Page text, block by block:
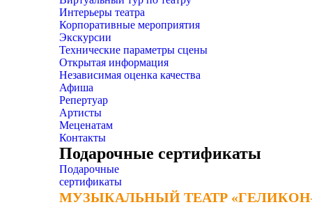
Интерьеры театра
Корпоративные мероприятия
Экскурсии
Технические параметры сцены
Открытая информация
Независимая оценка качества
Афиша
Репертуар
Артисты
Меценатам
Контакты
Подарочные сертификаты
Подарочные
сертификаты
МУЗЫКАЛЬНЫЙ ТЕАТР
МУЗЫКАЛЬНЫЙ ТЕАТР